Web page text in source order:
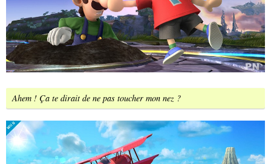
Ahem ! Ça te dirait de ne pas toucher mon nez ?